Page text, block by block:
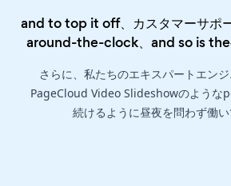
and to top it off、カスタマーサポ
around-the-clock、and so is the
さらに、私たちのエキスパートエンジ
PageCloud Video Slideshowのような
続けるように昼夜を問わず働い